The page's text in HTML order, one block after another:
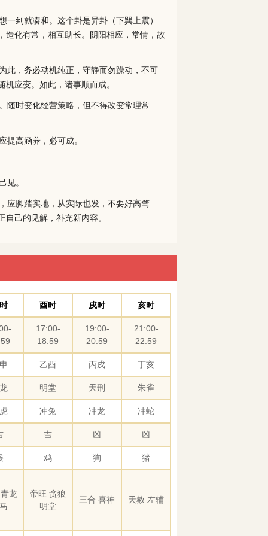
到就凑和。这个卦是异卦（下巽上震）
造化有常，相互助长。阴阳相应，常情，故
此，务必动机纯正，守静而勿躁动，不可
应变。如此，诸事顺而成。
随时变化经营策略，但不得改变常理常
提高涵养，必可成。
见。
应脚踏实地，从实际也发，不要好高骛
己的见解，补充新内容。
酉时 戌时 亥时
17:00-
18:59
19:00-
20:59
21:00-
22:59
乙酉 丙戌 丁亥
明堂 天刑 朱雀
冲兔 冲龙 冲蛇
吉 凶 凶
鸡 狗 猪
龙
帝旺 贪狼
明堂
三合 喜神 天赦 左辅